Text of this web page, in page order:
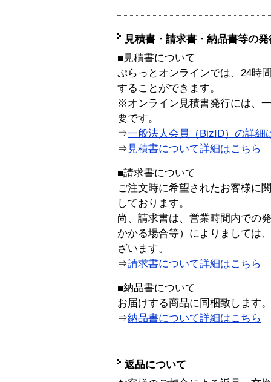
見積書・請求書・納品書等の
■見積書について
ぷらっとオンラインでは、24時
することができます。
※オンライン見積書発行には、
要です。
⇒一般法人会員（BizID）の詳細
⇒ 見積書について詳細はこちら
■請求書について
ご注文時に希望されたお客様に
しております。
尚、請求書は、営業時間内での
かかる場合等）によりましては
ざいます。
⇒請求書について詳細はこちら
■納品書について
お届けする商品に同梱致します。
⇒納品書について詳細はこちら
返品について